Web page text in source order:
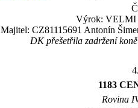
Výrok: VELMI
Majitel: CZ81115691 Antonín
DK přešetřila zadržení
1183
Rovina